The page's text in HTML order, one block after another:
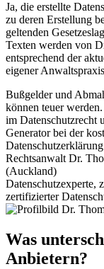
Ja, die erstellte
zu deren Erstellung
geltenden
Texten werden von
entsprechend der
eigener
Bußgelder und
können teuer
im Datenschutzrecht
Generator bei der
Rechtsanwalt Dr.
(Auckland)
Datenschutzexperte,
zertifizierter
Was
Anbietern?